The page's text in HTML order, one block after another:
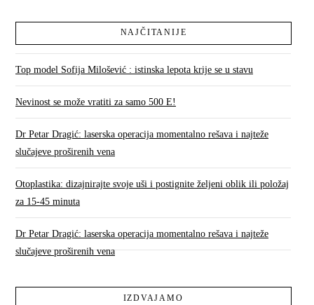
NAJČITANIJE
Top model Sofija Milošević : istinska lepota krije se u stavu
Nevinost se može vratiti za samo 500 E!
Dr Petar Dragić: laserska operacija momentalno rešava i najteže
slučajeve proširenih vena
Otoplastika: dizajnirajte svoje uši i postignite željeni oblik ili položaj
za 15-45 minuta
Dr Petar Dragić: laserska operacija momentalno rešava i najteže
slučajeve proširenih vena
IZDVAJAMO